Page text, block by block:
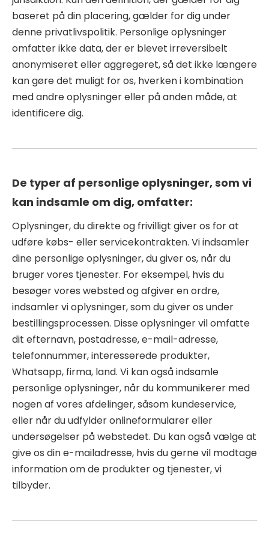
baseret på din placering, gælder for dig under
denne privatlivspolitik. Personlige oplysninger
omfatter ikke data, der er blevet irreversibelt
anonymiseret eller aggregeret, så det ikke længere
kan gøre det muligt for os, hverken i kombination
med andre oplysninger eller på anden måde, at
identificere dig.
De typer af personlige oplysninger, som vi
kan indsamle om dig, omfatter:
Oplysninger, du direkte og frivilligt giver os for at
udføre købs- eller servicekontrakten. Vi indsamler
dine personlige oplysninger, du giver os, når du
bruger vores tjenester. For eksempel, hvis du
besøger vores websted og afgiver en ordre,
indsamler vi oplysninger, som du giver os under
bestillingsprocessen. Disse oplysninger vil omfatte
dit efternavn, postadresse, e-mail-adresse,
telefonnummer, interesserede produkter,
Whatsapp, firma, land. Vi kan også indsamle
personlige oplysninger, når du kommunikerer med
nogen af ​​vores afdelinger, såsom kundeservice,
eller når du udfylder onlineformularer eller
undersøgelser på webstedet. Du kan også vælge at
give os din e-mailadresse, hvis du gerne vil modtage
information om de produkter og tjenester, vi
tilbyder.